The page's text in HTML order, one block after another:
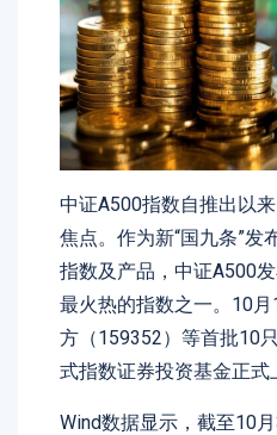
中证A500指数自推出以
焦点。作为新“国九条”发
指数及产品，中证A500
最火热的指数之一。10
方（159352）等首批10
式指数证券投资基金正式
Wind数据显示，截至10